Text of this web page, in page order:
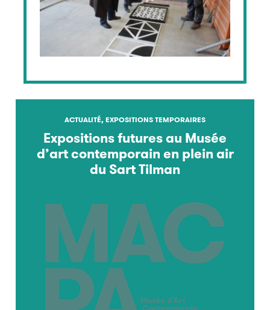
ACTUALITÉ, EXPOSITIONS TEMPORAIRES
Expositions futures au Musée
d’art contemporain en plein air
du Sart Tilman